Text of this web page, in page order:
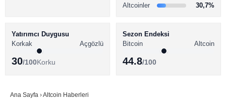
BİTCOİN HABERLERİ
ALTCOİN HABERLERİ
SÖZLÜK
Altcoinler
30,7%
Yatırımcı Duygusu
Korkak
Açgözlü
30/100Korku
Sezon Endeksi
Bitcoin
Altcoin
44.8/100
Ana Sayfa ›Altcoin Haberleri